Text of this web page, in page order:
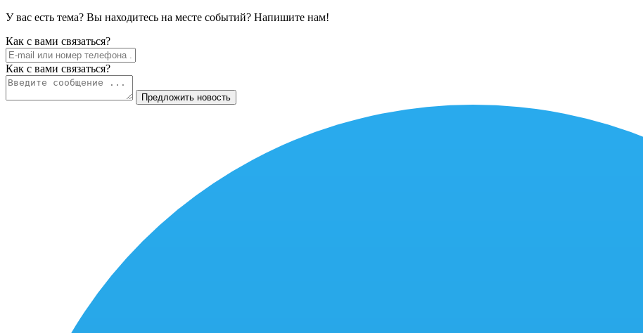
У вас есть тема? Вы находитесь на месте событий? Напишите нам!
Как c вами связаться?
Как c вами связаться?
Предложить новость